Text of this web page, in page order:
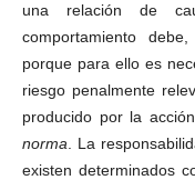
una relación de
comportamiento
porque para ello es
riesgo penalmente
producido por la
norma . La
existen determinados